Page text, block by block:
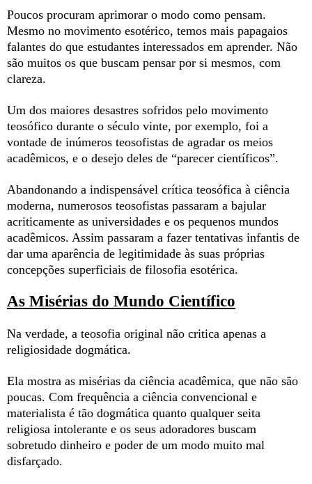
Poucos procuram aprimorar o modo como pensam.
Mesmo no movimento esotérico, temos mais papagaios
falantes do que estudantes interessados em aprender. Não
são muitos os que buscam pensar por si mesmos, com
clareza.
Um dos maiores desastres sofridos pelo movimento
teosófico durante o século vinte, por exemplo, foi a
vontade de inúmeros teosofistas de agradar os meios
acadêmicos, e o desejo deles de “parecer científicos”.
Abandonando a indispensável crítica teosófica à ciência
moderna, numerosos teosofistas passaram a bajular
acriticamente as universidades e os pequenos mundos
acadêmicos. Assim passaram a fazer tentativas infantis de
dar uma aparência de legitimidade às suas próprias
concepções superficiais de filosofia esotérica.
As Misérias do Mundo Científico
Na verdade, a teosofia original não critica apenas a
religiosidade dogmática.
Ela mostra as misérias da ciência acadêmica, que não são
poucas. Com frequência a ciência convencional e
materialista é tão dogmática quanto qualquer seita
religiosa intolerante e os seus adoradores buscam
sobretudo dinheiro e poder de um modo muito mal
disfarçado.